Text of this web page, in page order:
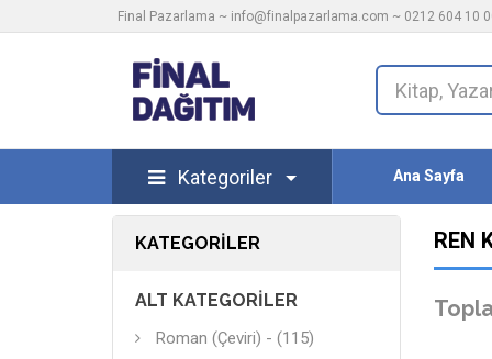
Final Pazarlama ~ info@finalpazarlama.com ~ 0212 604 10
Kategoriler Ana Sayfa
KATEGORILER
ALT KATEGORILER
Roman (Çeviri) - (115)
REN